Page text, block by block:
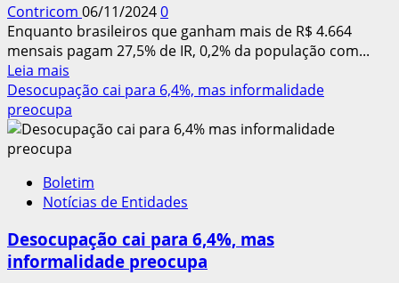
e
é
contra
mudança
no
SM
Contricom 06/11/20240
Enquanto brasileiros que ganham mais de R$ 4.664
mensais pagam 27,5% de IR, 0,2% da população com...
Leia mais
mais
sobre
Trabalhador
paga
mais
imposto
milionários,
diz
Desocupação cai para 6,4%, mas informalidade
preocupa
Boletim
Notícias de Entidades
Desocupação cai para 6,4%, mas
informalidade preocupa